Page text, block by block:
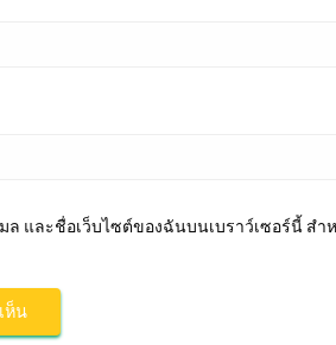
ล และชื่อเว็บไซต์ของฉันบนเบราว์เซอร์นี้ สำ